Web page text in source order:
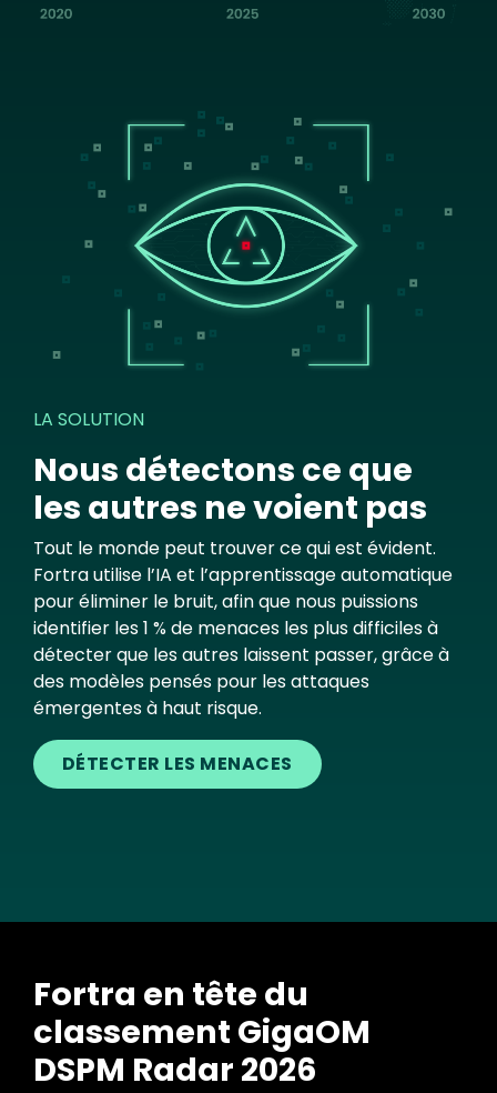
LA SOLUTION
Nous détectons ce que
les autres ne voient pas
Tout le monde peut trouver ce qui est évident.
Fortra utilise l’IA et l’apprentissage automatique
pour éliminer le bruit, afin que nous puissions
identifier les 1 % de menaces les plus difficiles à
détecter que les autres laissent passer, grâce à
des modèles pensés pour les attaques
émergentes à haut risque.
DÉTECTER LES MENACES
Fortra en tête du
classement GigaOM
DSPM Radar 2026